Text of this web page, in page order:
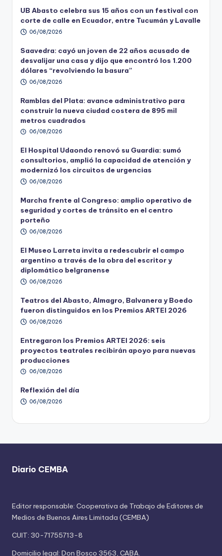
UB Abasto celebra sus 15 años con un festival con
corte de calle en Ecuador, entre Tucumán y Lavalle
06/08/2026
Saavedra: cayó un joven de 22 años acusado de
desvalijar una casa y dijo que encontró los 1.200
dólares “revolviendo la basura”
06/08/2026
Ramblas del Plata: avance administrativo para
construir la nueva ciudad costera de 895 mil
metros cuadrados
06/08/2026
El Hospital Udaondo renovó su Guardia: sumó
consultorios, amplió la capacidad de atención y
modernizó los circuitos de urgencias
06/08/2026
Marcha frente al Congreso: amplio operativo de
seguridad y cortes de tránsito en el centro
porteño
06/08/2026
El Museo Larreta invita a redescubrir el campo
argentino a través de la obra del escritor y
diplomático belgranense
06/08/2026
Teatros del Abasto, Almagro, Balvanera y Boedo
fueron distinguidos en los Premios ARTEI 2026
06/08/2026
Entregaron los Premios ARTEI 2026: seis
proyectos teatrales recibirán apoyo para nuevas
producciones
06/08/2026
Reflexión del día
06/08/2026
Diario CEMBA
Editor responsable: Cooperativa de Trabajo de Editores de
Medios de Buenos Aires Limitada (CEMBA)
CUIT: 30-71755713-8
Domicilio legal: Don Bosco 3563, CABA.